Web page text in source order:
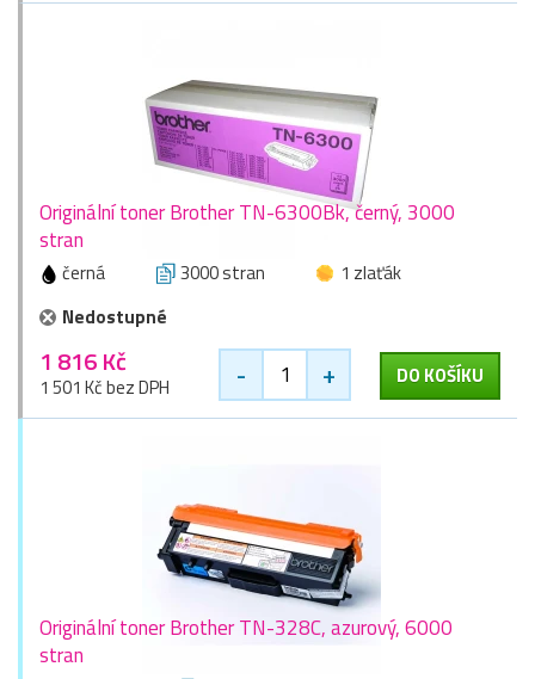
Originální toner Brother TN-6300Bk, černý, 3000
stran
černá 3000 stran
1 zlaťák
Nedostupné
1 816 Kč
1 501 Kč bez DPH - + DO KOŠÍKU
Originální toner Brother TN-328C, azurový, 6000
stran